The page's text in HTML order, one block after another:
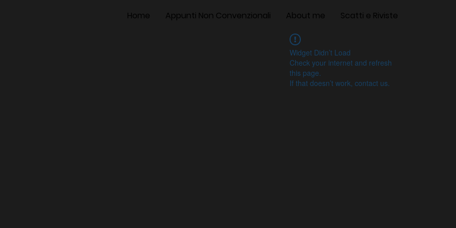
Home Appunti Non Convenzionali About me Scatti e Riviste
Widget Didn’t Load
Check your internet and refresh
this page.
If that doesn’t work, contact us.